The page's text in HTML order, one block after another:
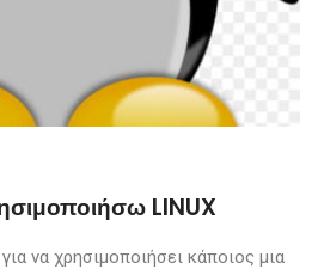
LINUX
να χρησιμοποιήσει κάποιος μια